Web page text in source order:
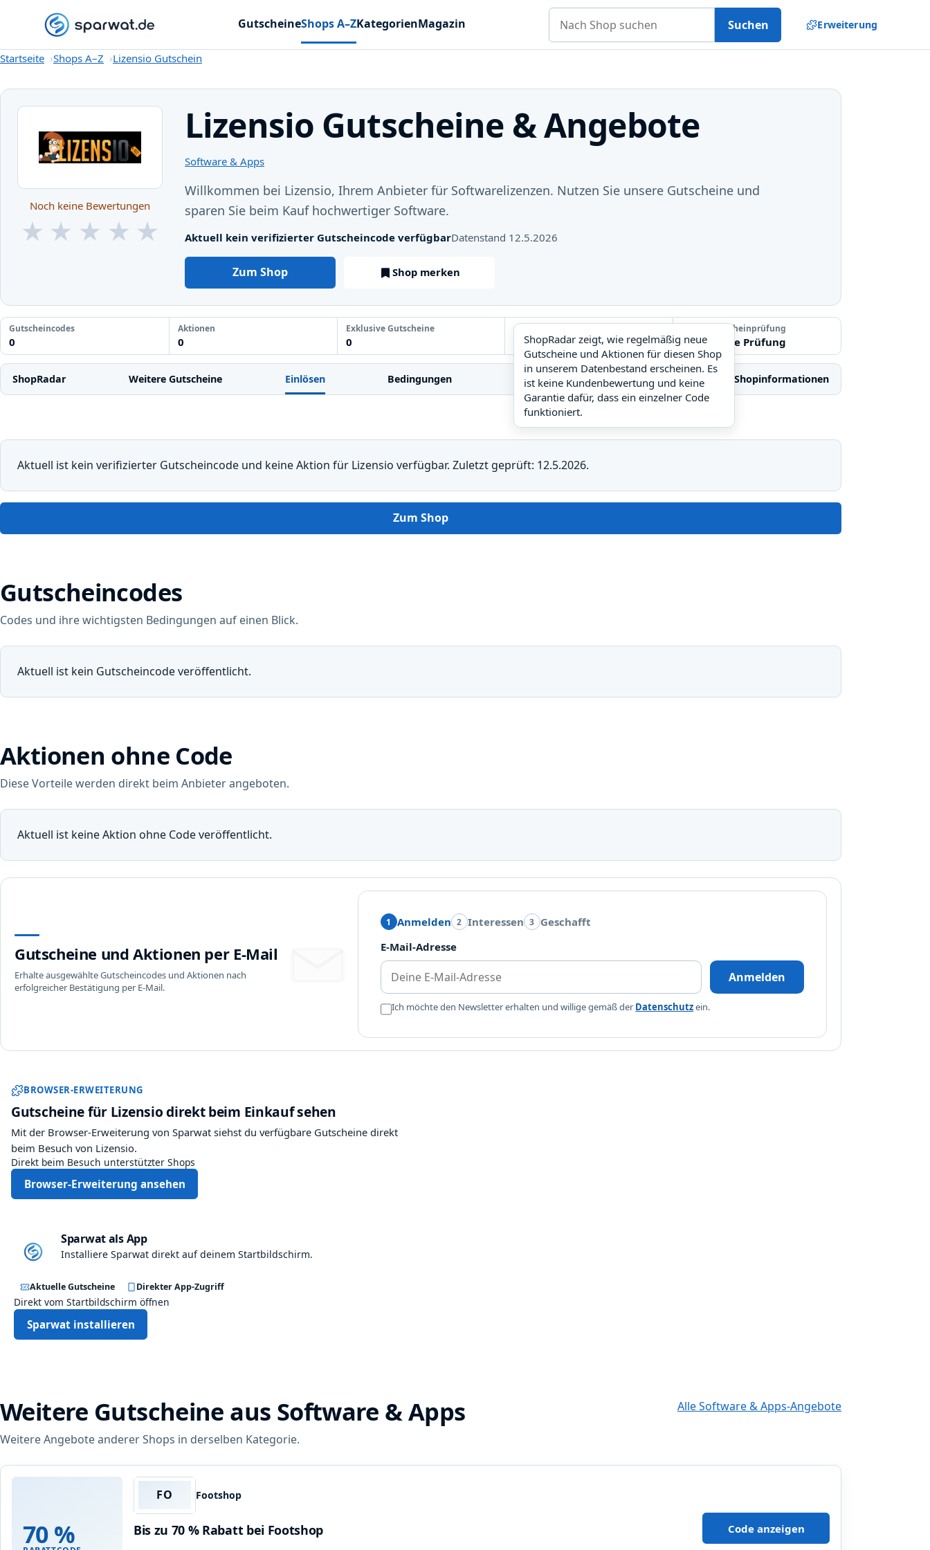
Startseite
GutscheineShops A–ZKategorienMagazin
Nach Shop suchen
Suchen Erweiterung
Startseite Shops A–Z Lizensio Gutschein
Noch keine Bewertungen
★ ★ ★ ★ ★
Lizensio Gutscheine & Angebote
Software & Apps
Willkommen bei Lizensio, Ihrem Anbieter für Softwarelizenzen. Nutzen Sie unsere Gutscheine und
sparen Sie beim Kauf hochwertiger Software.
Aktuell kein verifizierter Gutscheincode verfügbarDatenstand 12.5.2026
Zum Shop Shop merken
Gutscheincodes
0
Aktionen
0
Exklusive Gutscheine
0
ShopRadar
noch keine Daten
ShopRadar zeigt, wie regelmäßig neue
Gutscheine und Aktionen für diesen Shop
in unserem Datenbestand erscheinen. Es
ist keine Kundenbewertung und keine
Garantie dafür, dass ein einzelner Code
funktioniert.
Letzte Gutscheinprüfung
Noch keine Prüfung
ShopRadar Weitere Gutscheine Einlösen Bedingungen FAQ Ähnliche Shops Shopinformationen
Aktuell ist kein verifizierter Gutscheincode und keine Aktion für Lizensio verfügbar. Zuletzt geprüft: 12.5.2026.
Zum Shop
Gutscheincodes
Codes und ihre wichtigsten Bedingungen auf einen Blick.
Aktuell ist kein Gutscheincode veröffentlicht.
Aktionen ohne Code
Diese Vorteile werden direkt beim Anbieter angeboten.
Aktuell ist keine Aktion ohne Code veröffentlicht.
Gutscheine und Aktionen per E-Mail
Erhalte ausgewählte Gutscheincodes und Aktionen nach
erfolgreicher Bestätigung per E-Mail.
1 Anmelden 2 Interessen 3 Geschafft
E-Mail-Adresse
Anmelden
Ich möchte den Newsletter erhalten und willige gemäß der Datenschutzein.
Sparwat Browser-Erweiterung und App
BROWSER-ERWEITERUNG
Gutscheine für Lizensio direkt beim Einkauf sehen
Mit der Browser-Erweiterung von Sparwat siehst du verfügbare Gutscheine direkt
beim Besuch von Lizensio.
Direkt beim Besuch unterstützter Shops
Browser-Erweiterung ansehen
Sparwat als App
Installiere Sparwat direkt auf deinem Startbildschirm.
Aktuelle Gutscheine Direkter App-Zugriff
Direkt vom Startbildschirm öffnen
Sparwat installieren
Weitere Gutscheine aus Software & Apps
Weitere Angebote anderer Shops in derselben Kategorie.
Alle Software & Apps-Angebote
70 %
FO Footshop
Bis zu 70 % Rabatt bei Footshop Code anzeigen